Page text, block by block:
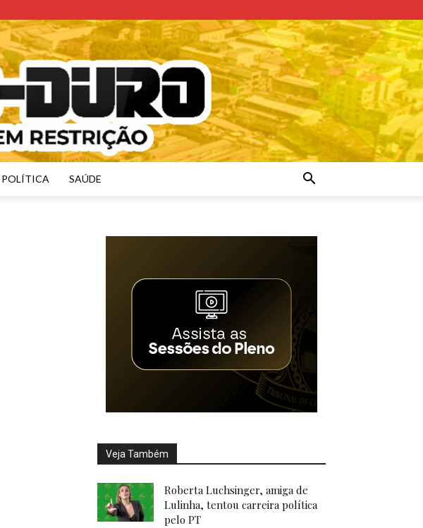
POLÍTICA SAÚDE
Veja Também
Roberta Luchsinger, amiga de
Lulinha, tentou carreira política
pelo PT